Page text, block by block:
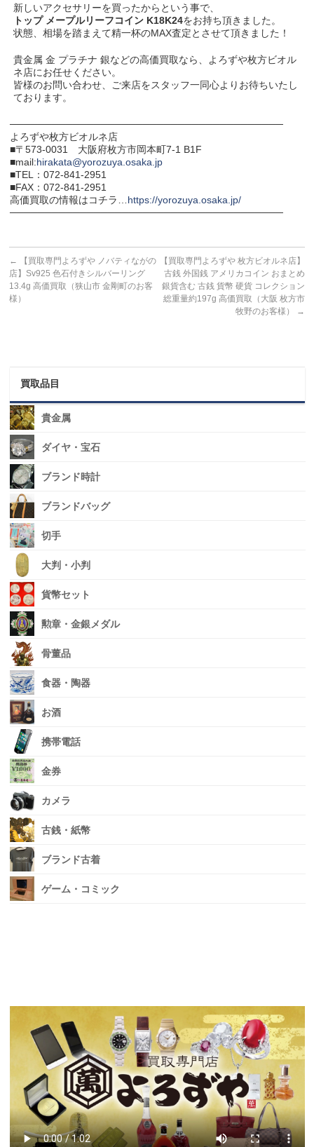
新しいアクセサリーを買ったからという事で、
トップ メープルリーフコイン K18K24をお持ち頂きました。
状態、相場を踏まえて精一杯のMAX査定とさせて頂きました！
貴金属 金 プラチナ 銀などの高価買取なら、よろずや枚方ビオル
ネ店にお任せください。
皆様のお問い合わせ、ご来店をスタッフ一同心よりお待ちいたし
ております。
───────────────────────────────────────
よろずや枚方ビオルネ店
■〒573-0031 大阪府枚方市岡本町7-1 B1F
■mail:hirakata@yorozuya.osaka.jp
■TEL：072-841-2951
■FAX：072-841-2951
高価買取の情報はコチラ… https://yorozuya.osaka.jp/
───────────────────────────────────────
←
【買取専門よろずや ノバティながの
店】Sv925 色石付きシルバーリング
13.4g 高価買取（狭山市 金剛町のお客
様）
【買取専門よろずや 枚方ビオルネ店】
古銭 外国銭 アメリカコイン おまとめ
銀貨含む 古銭 貨幣 硬貨 コレクション
総重量約197g 高価買取（大阪 枚方市
牧野のお客様）
→
買取品目
貴金属
ダイヤ・宝石
ブランド時計
ブランドバッグ
切手
大判・小判
貨幣セット
勲章・金銀メダル
骨董品
食器・陶器
お酒
携帯電話
金券
カメラ
古銭・紙幣
ブランド古着
ゲーム・コミック